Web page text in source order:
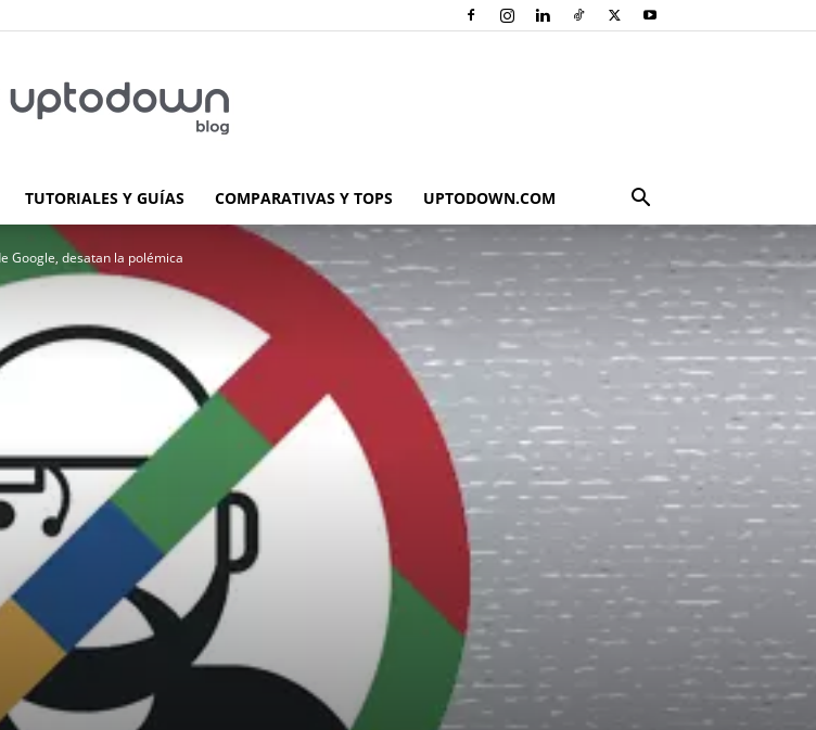
Blog
Uptodown
TUTORIALES Y GUÍAS COMPARATIVAS Y TOPS UPTODOWN.COM
Google, desatan la polémica